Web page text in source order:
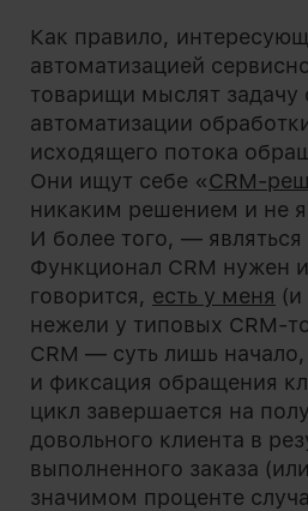
Как правило,
автоматизацией
товарищи мыслят задачу
автоматизации
исходящего потока
Они ищут себе «CRM-
никаким решением и не
И более того, —
Функционал CRM нужен
говорится, есть у меня
нежели у типовых CRM-
CRM — суть лишь
и фиксация обращения
цикл завершается на
довольного клиента в
выполненного заказа
значимом проценте